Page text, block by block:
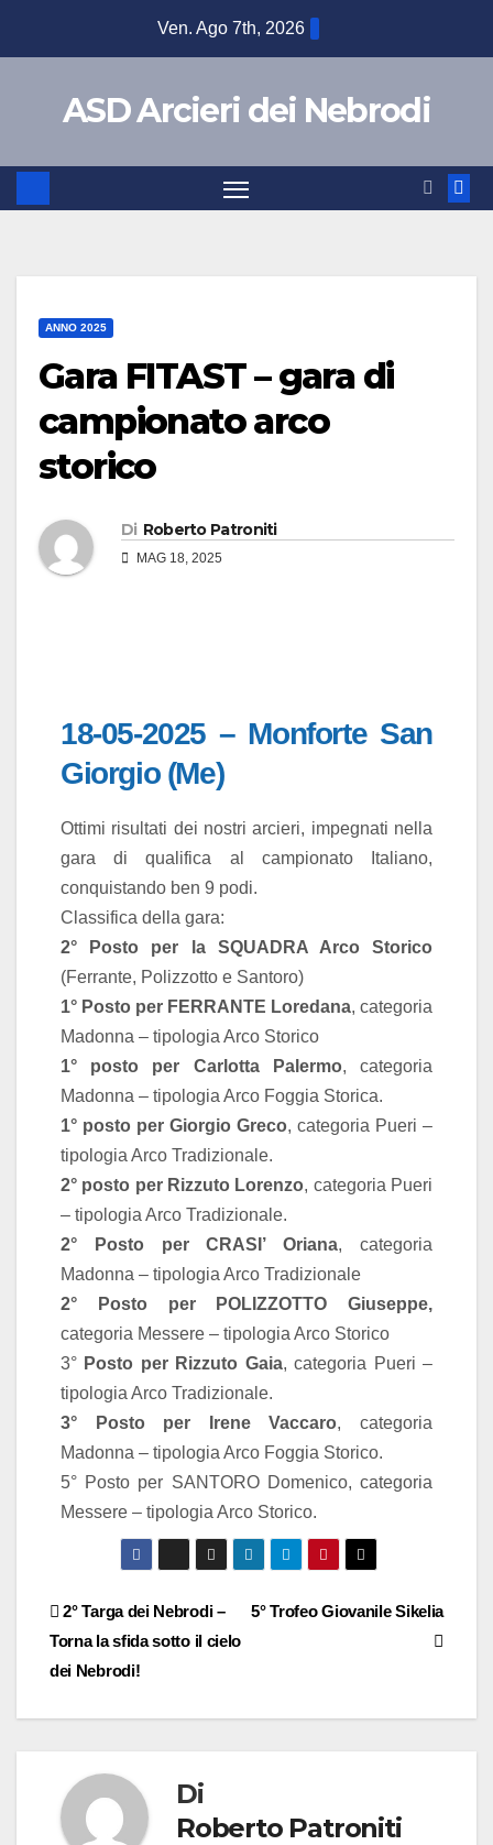
Ven. Ago 7th, 2026
ASD Arcieri dei Nebrodi
ANNO 2025
Gara FITAST – gara di
campionato arco
storico
Di Roberto Patroniti
MAG 18, 2025
18-05-2025 – Monforte San
Giorgio (Me)
Ottimi risultati dei nostri arcieri, impegnati nella
gara di qualifica al campionato Italiano,
conquistando ben 9 podi.
Classifica della gara:
2° Posto per la SQUADRA Arco Storico
(Ferrante, Polizzotto e Santoro)
1° Posto per FERRANTE Loredana, categoria
Madonna – tipologia Arco Storico
1° posto per Carlotta Palermo, categoria
Madonna – tipologia Arco Foggia Storica.
1° posto per Giorgio Greco, categoria Pueri –
tipologia Arco Tradizionale.
2° posto per Rizzuto Lorenzo, categoria Pueri
– tipologia Arco Tradizionale.
2° Posto per CRASI’ Oriana, categoria
Madonna – tipologia Arco Tradizionale
2° Posto per POLIZZOTTO Giuseppe,
categoria Messere – tipologia Arco Storico
3° Posto per Rizzuto Gaia, categoria Pueri –
tipologia Arco Tradizionale.
3° Posto per Irene Vaccaro, categoria
Madonna – tipologia Arco Foggia Storico.
5° Posto per SANTORO Domenico, categoria
Messere – tipologia Arco Storico.
5° Trofeo Giovanile Sikelia
2° Targa dei Nebrodi –
Torna la sfida sotto il cielo
dei Nebrodi!
Di
Roberto Patroniti